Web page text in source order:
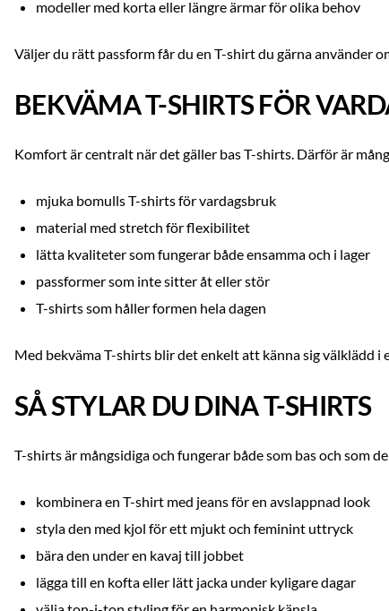
modeller med korta eller längre ärmar för olika behov
Väljer du rätt passform får du en T-shirt du gärna använder
BEKVÄMA T-SHIRTS FÖR
Komfort är centralt när det gäller bas T-shirts. Därför är
mjuka bomulls T-shirts för vardagsbruk
material med stretch för flexibilitet
lätta kvaliteter som fungerar både ensamma och i lager
passformer som inte sitter åt eller stör
T-shirts som håller formen hela dagen
Med bekväma T-shirts blir det enkelt att känna sig välklädd i
SÅ STYLAR DU DINA T-SHIRTS
T-shirts är mångsidiga och fungerar både som bas och som
kombinera en T-shirt med jeans för en avslappnad look
styla den med kjol för ett mjukt och feminint uttryck
bära den under en kavaj till jobbet
lägga till en kofta eller lätt jacka under kyligare dagar